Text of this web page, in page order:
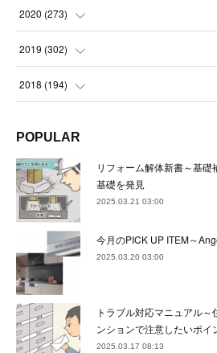
(22
(24)
22)
(22)
(22)
(25
(23
(21
(23 )
(24
(21
(24)
(21
( 23)
(23
(22
(23
(22 )
(23
(23
(22)
(24
( 21)
(20)
(24
(23
(22
(23)
(23
(22)
(23
( 24)
(21)
2020 (273)
(24
(22
(22)
(24
(24)
(23
( 21)
2019 (302)
(23
(22)
(21)
(27)
(22
33)
2018 (194)
(17)
(32)
(36)
(30
34)
POPULAR
リフォーム解体新書～基
基礎を発見
2025.03.21 03:00
今月のPICK UP ITEM～
2025.03.20 03:00
トラブル対応マニュアル
ンションで注意したいポイ
2025.03.17 08:13